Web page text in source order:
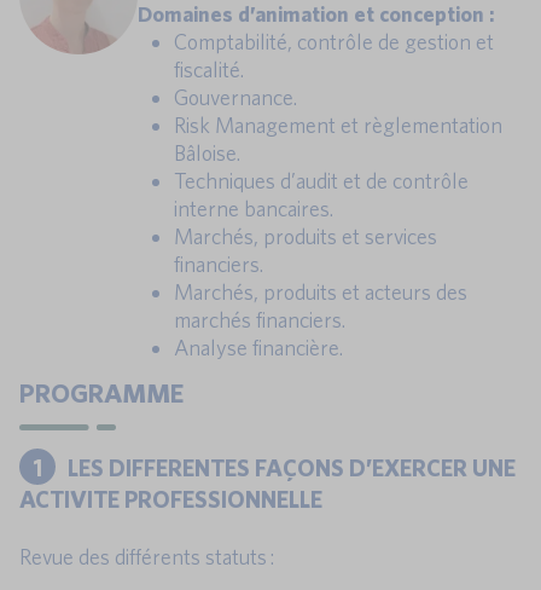
Domaines d’animation et conception :
Comptabilité, contrôle de gestion et
fiscalité.
Gouvernance.
Risk Management et règlementation
Bâloise.
Techniques d’audit et de contrôle
interne bancaires.
Marchés, produits et services
financiers.
Marchés, produits et acteurs des
marchés financiers.
Analyse financière.
PROGRAMME
1
LES DIFFERENTES FAÇONS D’EXERCER UNE
ACTIVITE PROFESSIONNELLE
Revue des différents statuts :